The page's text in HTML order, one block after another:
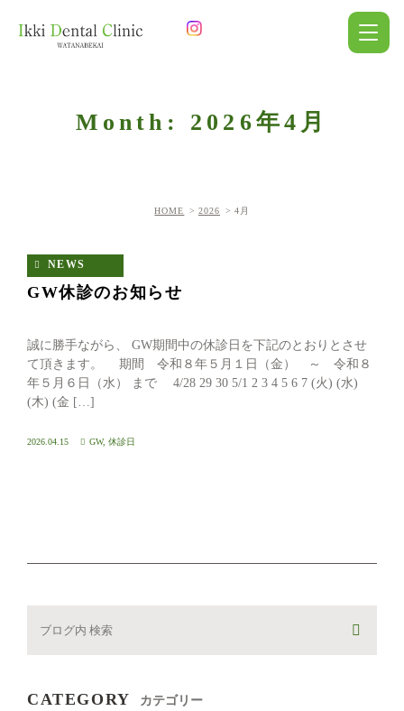
Month: 2026年4月
HOME 2026 4月
NEWS
GW休診のお知らせ
誠に勝手ながら、 GW期間中の休診日を下記のとおりとさせ
て頂きます。 期間 令和８年５月１日（金） ～ 令和８
年５月６日（水） まで 4/28 29 30 5/1 2 3 4 5 6 7 (火) (水)
(木) (金 […]
2026.04.15 GW, 休診日
CATEGORY カテゴリー